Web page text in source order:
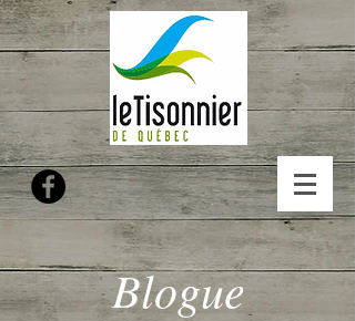
Blogue